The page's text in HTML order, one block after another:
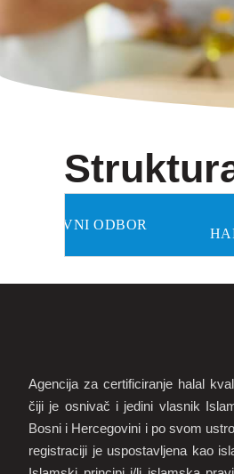
UPRAVNI ODBOR
Agencija za certificiranje halal
čiji je osnivač i jedini vlasnik
Bosni i Hercegovini i po svom
registraciji je uspostavljena kao